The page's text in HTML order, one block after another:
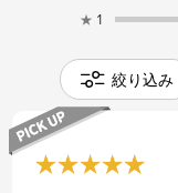
★ 1
絞り込み